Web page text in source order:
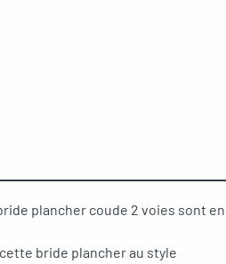
plancher coude 2 voies sont en
bride plancher au style